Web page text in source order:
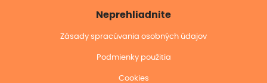
Neprehliadnite
Zásady spracúvania osobných údajov
Podmienky použitia
Cookies